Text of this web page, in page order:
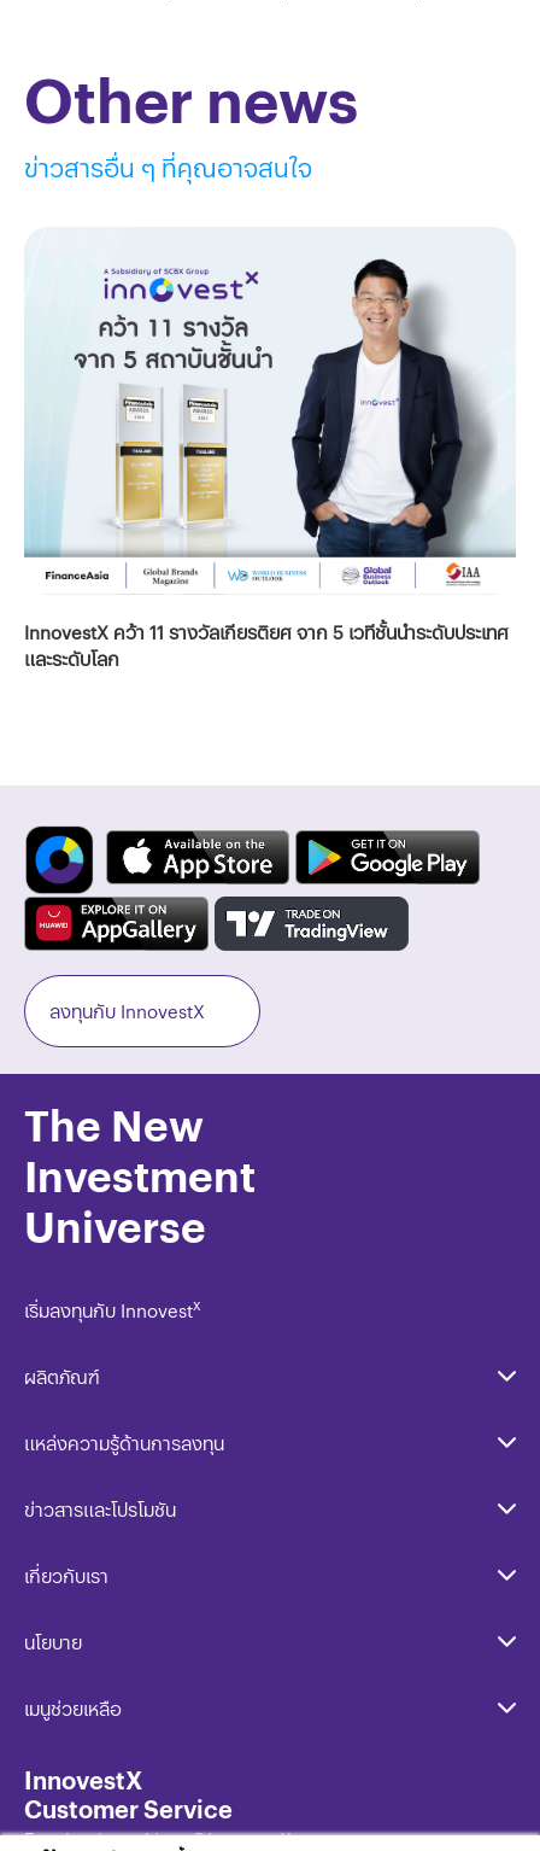
Other news
ข่าวสารอื่น ๆ ที่คุณอาจสนใจ
InnovestX คว้า 11 รางวัลเกียรติยศ จาก 5 เวทีชั้นนำระดับประเทศ
และระดับโลก
ลงทุนกับ InnovestX
The New
Investment
Universe
เริ่มลงทุนกับ Innovestx
ผลิตภัณฑ์
แหล่งความรู้ด้านการลงทุน
ข่าวสารและโปรโมชัน
เกี่ยวกับเรา
นโยบาย​
เมนูช่วยเหลือ
InnovestX
Customer Service
Facebook และ Line: @InnovestX